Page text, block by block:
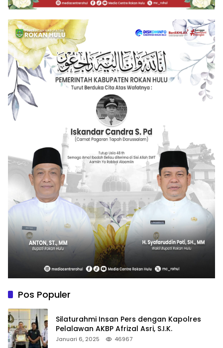
Pos Populer
Silaturahmi Insan Pers dengan Kapolres
Pelalawan AKBP Afrizal Asri, S.I.K.
Januari 6, 2025 46967